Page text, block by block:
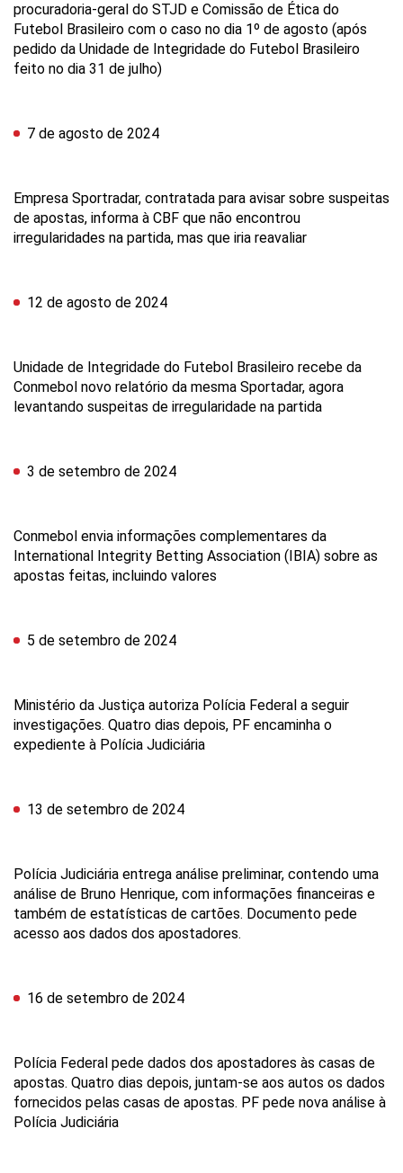
procuradoria-geral do STJD e Comissão de Ética do
Futebol Brasileiro com o caso no dia 1º de agosto (após
pedido da Unidade de Integridade do Futebol Brasileiro
feito no dia 31 de julho)
7 de agosto de 2024
Empresa Sportradar, contratada para avisar sobre suspeitas
de apostas, informa à CBF que não encontrou
irregularidades na partida, mas que iria reavaliar
12 de agosto de 2024
Unidade de Integridade do Futebol Brasileiro recebe da
Conmebol novo relatório da mesma Sportadar, agora
levantando suspeitas de irregularidade na partida
3 de setembro de 2024
Conmebol envia informações complementares da
International Integrity Betting Association (IBIA) sobre as
apostas feitas, incluindo valores
5 de setembro de 2024
Ministério da Justiça autoriza Polícia Federal a seguir
investigações. Quatro dias depois, PF encaminha o
expediente à Polícia Judiciária
13 de setembro de 2024
Polícia Judiciária entrega análise preliminar, contendo uma
análise de Bruno Henrique, com informações financeiras e
também de estatísticas de cartões. Documento pede
acesso aos dados dos apostadores.
16 de setembro de 2024
Polícia Federal pede dados dos apostadores às casas de
apostas. Quatro dias depois, juntam-se aos autos os dados
fornecidos pelas casas de apostas. PF pede nova análise à
Polícia Judiciária